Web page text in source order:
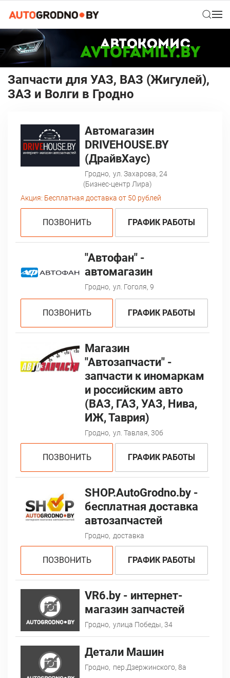
Запчасти для УАЗ, ВАЗ (Жигулей),
ЗАЗ и Волги в Гродно
Автомагазин
DRIVEHOUSE.BY
(ДрайвХаус)
Гродно, ул. Захарова, 24
(Бизнес-центр Лира)
Акция: Бесплатная доставка от 50 рублей
ПОЗВОНИТЬ ГРАФИК РАБОТЫ
"Автофан" -
автомагазин
Гродно, ул. Гоголя, 9
ПОЗВОНИТЬ ГРАФИК РАБОТЫ
Магазин
"Автозапчасти" -
запчасти к иномаркам
и российским авто
(ВАЗ, ГАЗ, УАЗ, Нива,
ИЖ, Таврия)
Гродно, ул. Тавлая, 30б
ПОЗВОНИТЬ ГРАФИК РАБОТЫ
SHOP.AutoGrodno.by -
бесплатная доставка
автозапчастей
Гродно, доставка
ПОЗВОНИТЬ ГРАФИК РАБОТЫ
VR6.by - интернет-
магазин запчастей
Гродно, улица Победы, 34
Детали Машин
Гродно, пер.Дзержинского, 8а